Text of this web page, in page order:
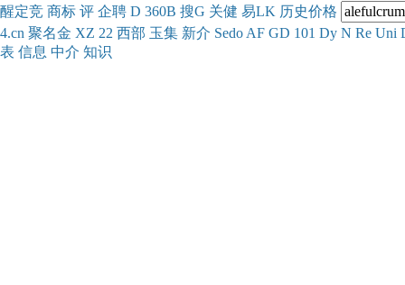
醒定竞 商标 评 企聘 D 360B 搜G 关健 易LK 历史价格
4.cn 聚名金 XZ 22 西部 玉集 新介 Sedo AF GD 101 Dy N Re Uni
表 信息 中介 知识